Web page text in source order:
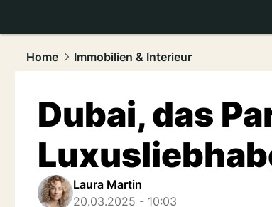
Home
Immobilien & Interieur
Dubai, das
Laura Martin
20.03.2025 - 10:03